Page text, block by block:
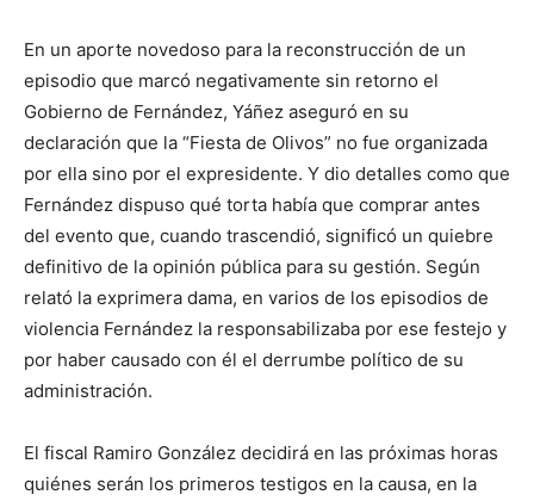
En un aporte novedoso para la reconstrucción de un
episodio que marcó negativamente sin retorno el
Gobierno de Fernández, Yáñez aseguró en su
declaración que la “Fiesta de Olivos” no fue organizada
por ella sino por el expresidente. Y dio detalles como que
Fernández dispuso qué torta había que comprar antes
del evento que, cuando trascendió, significó un quiebre
definitivo de la opinión pública para su gestión. Según
relató la exprimera dama, en varios de los episodios de
violencia Fernández la responsabilizaba por ese festejo y
por haber causado con él el derrumbe político de su
administración.
El fiscal Ramiro González decidirá en las próximas horas
quiénes serán los primeros testigos en la causa, en la